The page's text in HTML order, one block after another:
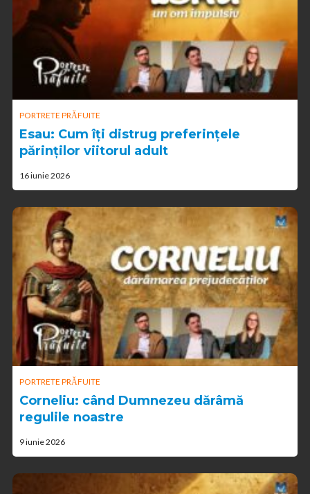
PORTRETE PRĂFUITE
Esau: Cum îți distrug preferințele
părinților viitorul adult
16 iunie 2026
PORTRETE PRĂFUITE
Corneliu: când Dumnezeu dărâmă
regulile noastre
9 iunie 2026